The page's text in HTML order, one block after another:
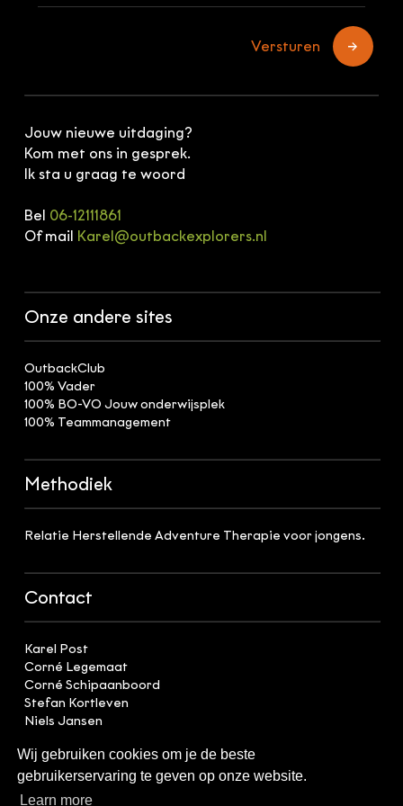
Wij gebruiken cookies om je de beste
gebruikerservaring te geven op onze website.
Learn more
Versturen ↑
Jouw nieuwe uitdaging?
Kom met ons in gesprek.
Ik sta u graag te woord
Bel 06-12111861
Of mail Karel@outbackexplorers.nl
Onze andere sites
OutbackClub
100% Vader
100% BO-VO Jouw onderwijsplek
100% Teammanagement
Methodiek
Relatie Herstellende Adventure Therapie voor jongens.
Contact
Karel Post
Corné Legemaat
Corné Schipaanboord
Stefan Kortleven
Niels Jansen
Joost Stegink
Ard-Jan Kaan